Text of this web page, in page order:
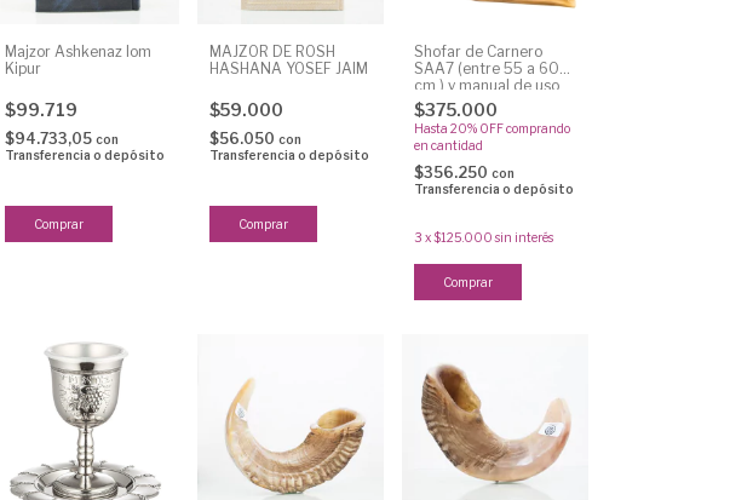
Majzor Ashkenaz Iom
Kipur
$99.719
$94.733,05 con
Transferencia o depósito
MAJZOR DE ROSH
HASHANA YOSEF JAIM
$59.000
$56.050 con
Transferencia o depósito
Shofar de Carnero
SAA7 (entre 55 a 60
cm ) y manual de uso
$375.000
Hasta 20% OFFcomprando
en cantidad
$356.250 con
Transferencia o depósito
3 x$125.000 sin interés